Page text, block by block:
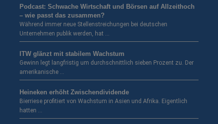
Podcast: Schwache Wirtschaft und Börsen auf Allzeithoch
– wie passt das zusammen?
Während immer neue Stellenstreichungen bei deutschen
Unternehmen publik werden, hat …
ITW glänzt mit stabilem Wachstum
Gewinn legt langfristig um durchschnittlich sieben Prozent zu. Der
amerikanische …
Heineken erhöht Zwischendividende
Bierriese profitiert von Wachstum in Asien und Afrika. Eigentlich
hatten …